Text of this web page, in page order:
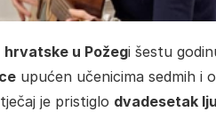
hrvatske u Požegi šestu
upućen učenicima sedmih i
je pristiglo dvadesetak